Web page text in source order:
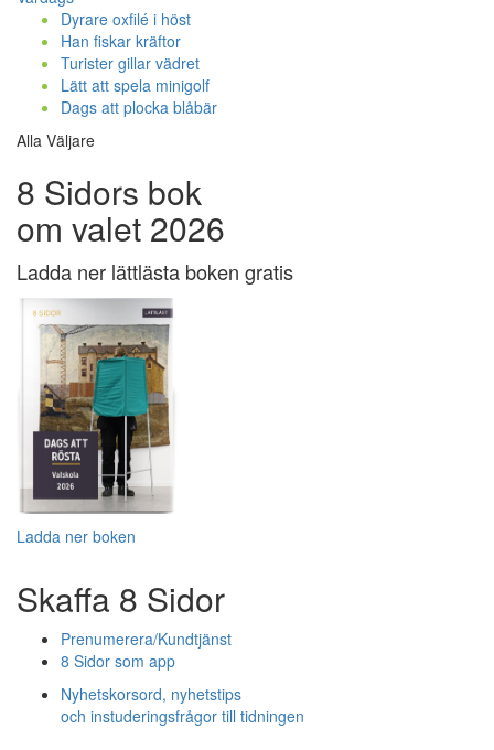
Dyrare oxfilé i höst
Han fiskar kräftor
Turister gillar vädret
Lätt att spela minigolf
Dags att plocka blåbär
Alla Väljare
8 Sidors bok
om valet 2026
Ladda ner lättlästa boken gratis
Ladda ner boken
Skaffa 8 Sidor
Prenumerera/Kundtjänst
8 Sidor som app
Nyhetskorsord, nyhetstips
och instuderingsfrågor till tidningen